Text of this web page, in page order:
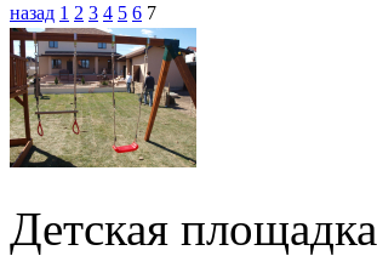
назад 1 2 3 4 5 6 7
Детская площадка